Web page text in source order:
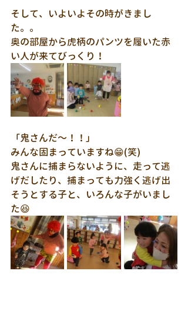
そして、いよいよその時がきまし
た。。
奥の部屋から虎柄のパンツを履いた赤
い人が来てびっくり！
「鬼さんだ～！！」
みんな固まっていますね😁(笑)
鬼さんに捕まらないように、走って逃
げだしたり、捕まっても力強く逃げ出
そうとする子と、いろんな子がいまし
た😆